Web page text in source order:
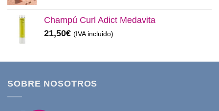
Champú Curl Adict Medavita
21,50€ (IVA incluido)
SOBRE NOSOTROS